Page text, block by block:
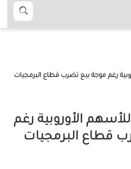
بحث
رغم موجة بيع تضرب قطاع البرمجيات
الأوروبية رغم
قطاع البرمجيات